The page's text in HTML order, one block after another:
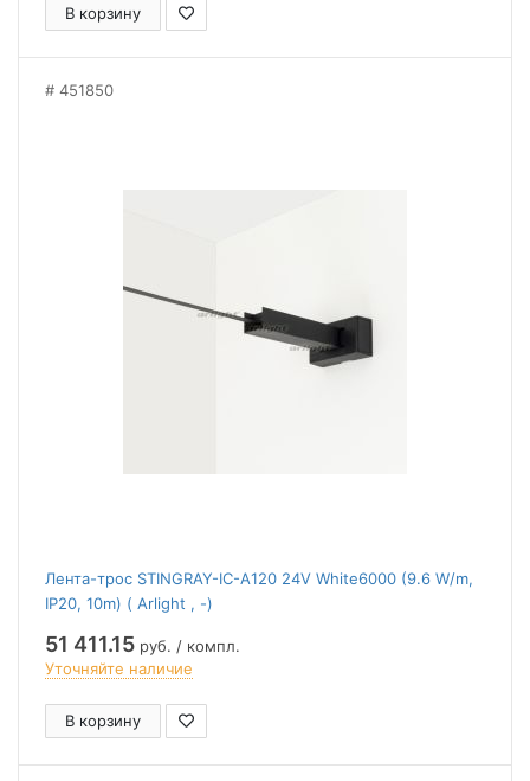
В корзину
451850
Лента-трос STINGRAY-IC-A120 24V White6000 (9.6 W/m,
IP20, 10m) ( Arlight , -)
51 411.15 руб. / компл.
Уточняйте наличие
В корзину